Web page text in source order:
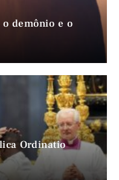
demônio e o
Ordinatio